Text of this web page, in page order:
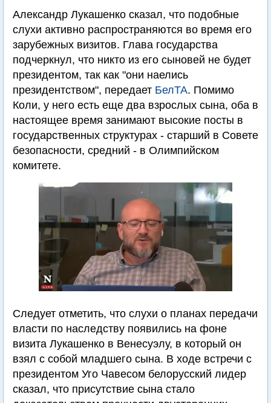
Александр Лукашенко сказал, что подобные
слухи активно распространяются во время его
зарубежных визитов. Глава государства
подчеркнул, что никто из его сыновей не будет
президентом, так как "они наелись
президентством", передает БелТА. Помимо
Коли, у него есть еще два взрослых сына, оба в
настоящее время занимают высокие посты в
государственных структурах - старший в Совете
безопасности, средний - в Олимпийском
комитете.
Следует отметить, что слухи о планах передачи
власти по наследству появились на фоне
визита Лукашенко в Венесуэлу, в который он
взял с собой младшего сына. В ходе встречи с
президентом Уго Чавесом белорусский лидер
сказал, что присутствие сына стало